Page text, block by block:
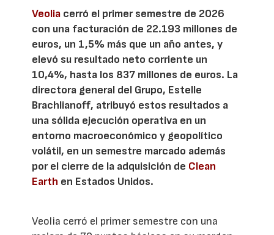
Veolia cerró el primer semestre de 2026
con una facturación de 22.193 millones de
euros, un 1,5% más que un año antes, y
elevó su resultado neto corriente un
10,4%, hasta los 837 millones de euros. La
directora general del Grupo, Estelle
Brachlianoff, atribuyó estos resultados a
una sólida ejecución operativa en un
entorno macroeconómico y geopolítico
volátil, en un semestre marcado además
por el cierre de la adquisición de Clean
Earth en Estados Unidos.
Veolia cerró el primer semestre con una